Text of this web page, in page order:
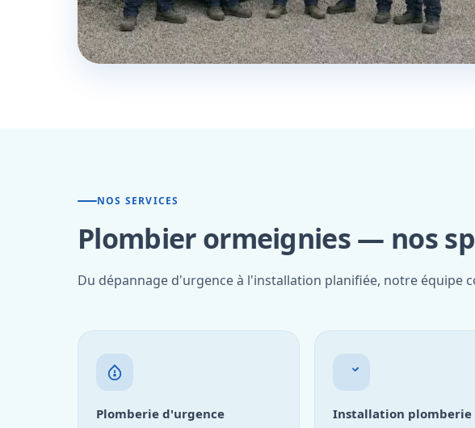
NOS SERVICES
Plombier ormeignies — nos
Du dépannage d'urgence à l'installation planifiée, notre équipe
Plomberie d'urgence Installation plomberie